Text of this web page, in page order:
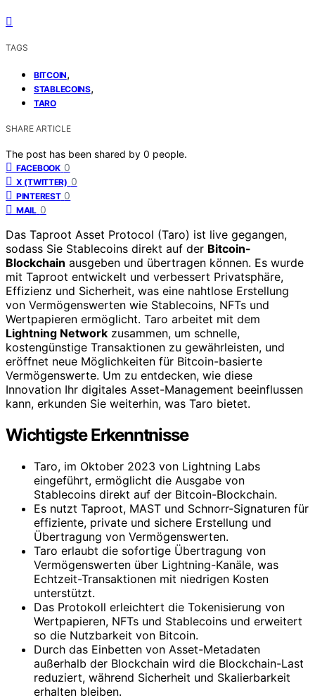
TAGS
BITCOIN,
STABLECOINS,
TARO
SHARE ARTICLE
The post has been shared by 0 people.
FACEBOOK 0
X (TWITTER) 0
PINTEREST 0
MAIL 0
Das Taproot Asset Protocol (Taro) ist live gegangen,
sodass Sie Stablecoins direkt auf der Bitcoin-
Blockchain ausgeben und übertragen können. Es wurde
mit Taproot entwickelt und verbessert Privatsphäre,
Effizienz und Sicherheit, was eine nahtlose Erstellung
von Vermögenswerten wie Stablecoins, NFTs und
Wertpapieren ermöglicht. Taro arbeitet mit dem
Lightning Network zusammen, um schnelle,
kostengünstige Transaktionen zu gewährleisten, und
eröffnet neue Möglichkeiten für Bitcoin-basierte
Vermögenswerte. Um zu entdecken, wie diese
Innovation Ihr digitales Asset-Management beeinflussen
kann, erkunden Sie weiterhin, was Taro bietet.
Wichtigste Erkenntnisse
Taro, im Oktober 2023 von Lightning Labs
eingeführt, ermöglicht die Ausgabe von
Stablecoins direkt auf der Bitcoin-Blockchain.
Es nutzt Taproot, MAST und Schnorr-Signaturen für
effiziente, private und sichere Erstellung und
Übertragung von Vermögenswerten.
Taro erlaubt die sofortige Übertragung von
Vermögenswerten über Lightning-Kanäle, was
Echtzeit-Transaktionen mit niedrigen Kosten
unterstützt.
Das Protokoll erleichtert die Tokenisierung von
Wertpapieren, NFTs und Stablecoins und erweitert
so die Nutzbarkeit von Bitcoin.
Durch das Einbetten von Asset-Metadaten
außerhalb der Blockchain wird die Blockchain-Last
reduziert, während Sicherheit und Skalierbarkeit
erhalten bleiben.